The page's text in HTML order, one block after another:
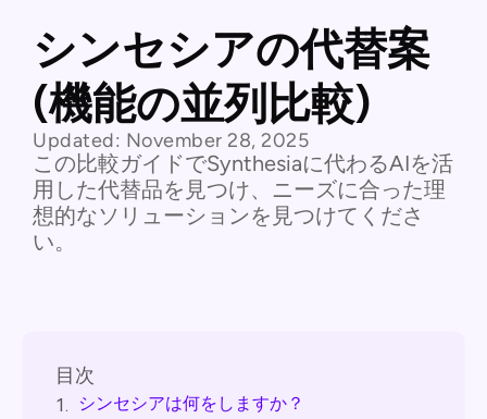
シンセシアの代替案
(機能の並列比較)
Updated: November 28, 2025
この比較ガイドでSynthesiaに代わるAIを活
用した代替品を見つけ、ニーズに合った理
想的なソリューションを見つけてくださ
い。
目次
1.
シンセシアは何をしますか？